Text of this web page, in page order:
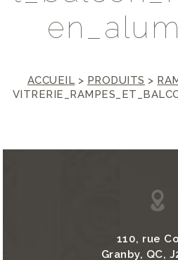
en alum
ACCUEIL > PRODUITS >
110, rue
Granby, QC,